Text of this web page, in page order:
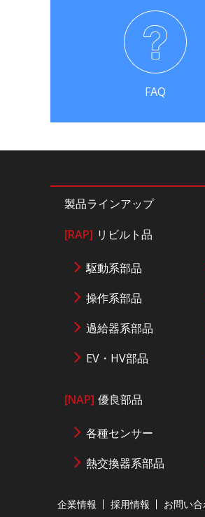
FAQ
製品ラインアップ
[RAP] リビルト品
駆動系部品
操作系部品
過給器系部品
EV・HV部品
[NAP] 優良部品
各種センサー
熱交換器系部品
企業情報 採用情報 お問い